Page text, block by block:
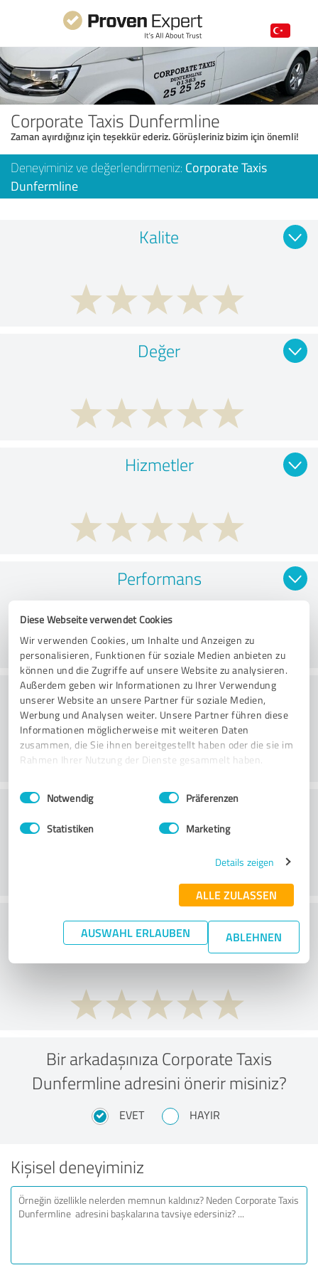
Diese Webseite verwendet Cookies
Wir verwenden Cookies, um Inhalte und Anzeigen zu
personalisieren, Funktionen für soziale Medien anbieten zu
können und die Zugriffe auf unsere Website zu analysieren.
Außerdem geben wir Informationen zu Ihrer Verwendung
unserer Website an unsere Partner für soziale Medien,
Werbung und Analysen weiter. Unsere Partner führen diese
Informationen möglicherweise mit weiteren Daten
zusammen, die Sie ihnen bereitgestellt haben oder die sie im
Rahmen Ihrer Nutzung der Dienste gesammelt haben.
Impressum Datenschutzbestimmungen
Einwilligungsauswahl
Notwendig Präferenzen
Statistiken Marketing
Details zeigen
ALLE ZULASSEN
AUSWAHL ERLAUBEN ABLEHNEN
Corporate Taxis Dunfermline
Zaman ayırdığınız için teşekkür ederiz. Görüşleriniz bizim için önemli!
Deneyiminiz ve değerlendirmeniz: Corporate Taxis
Dunfermline
Kalite
Değer
Hizmetler
Performans
Danışmanlık
Müşteri Hizmetleri
Fiyat/performans oranı hakkında ne
düşünüyorsunuz?
Bir arkadaşınıza Corporate Taxis
Dunfermline adresini önerir misiniz?
EVET HAYIR
Kişisel deneyiminiz